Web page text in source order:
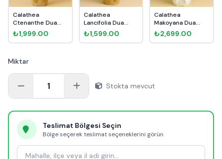
Calathea
Ctenanthe Dua
Çiçeği Hediye
Pak...
₺1,999.00
Calathea
Lancifolia Dua
Çiçeği Hediye Pa...
₺1,599.00
Calathea
Makoyana Dua
Çiçeği Hediye
Pake...
₺2,699.00
Miktar
1 Stokta mevcut
Teslimat Bölgesi Seçin
Bölge seçerek teslimat seçeneklerini görün